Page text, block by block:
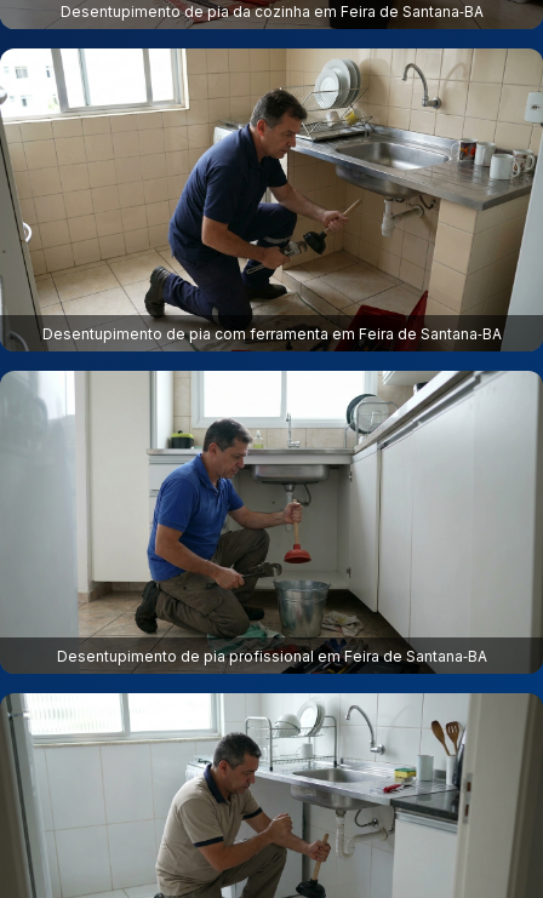
Desentupimento de pia da cozinha em Feira de Santana‑BA
Desentupimento de pia com ferramenta em Feira de Santana‑BA
Desentupimento de pia profissional em Feira de Santana‑BA